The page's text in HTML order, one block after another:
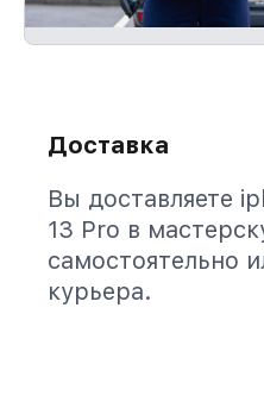
Доставка
Вы доставляете
13 Pro в
самостоятельно
курьера.